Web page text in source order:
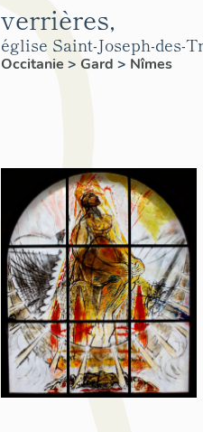
verrières,
église Saint-Joseph-des-
Occitanie > Gard > Nîmes